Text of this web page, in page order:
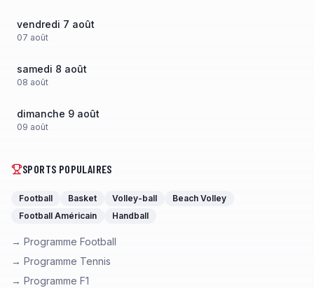
vendredi 7 août
07 août
samedi 8 août
08 août
dimanche 9 août
09 août
SPORTS POPULAIRES
Football Basket Volley-ball
Beach Volley
Football Américain
Handball
→ Programme Football
→ Programme Tennis
→ Programme F1